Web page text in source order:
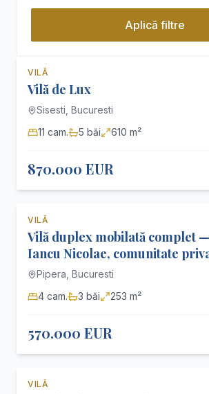
Aplică filtre
Recomandat
VILĂ
Vilă de Lux
Sisesti, Bucuresti
11 cam. 5 băi 610 m²
870.000 EUR
Exclusiv
0% comision
Recomandat
VILĂ
Vilă duplex mobilată complet
Iancu Nicolae, comunitate
Pipera, Bucuresti
4 cam. 3 băi 253 m²
570.000 EUR
VILĂ